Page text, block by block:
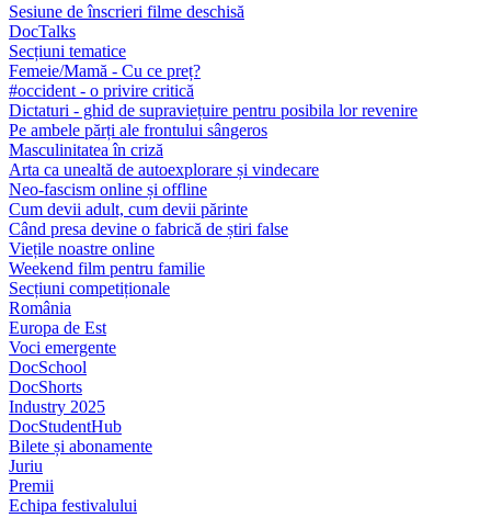
Sesiune de înscrieri filme deschisă
DocTalks
Secțiuni tematice
Femeie/Mamă - Cu ce preț?
#occident - o privire critică
Dictaturi - ghid de supraviețuire pentru posibila lor revenire
Pe ambele părți ale frontului sângeros
Masculinitatea în criză
Arta ca unealtă de autoexplorare și vindecare
Neo-fascism online și offline
Cum devii adult, cum devii părinte
Când presa devine o fabrică de știri false
Viețile noastre online
Weekend film pentru familie
Secțiuni competiționale
România
Europa de Est
Voci emergente
DocSchool
DocShorts
Industry 2025
DocStudentHub
Bilete și abonamente
Juriu
Premii
Echipa festivalului